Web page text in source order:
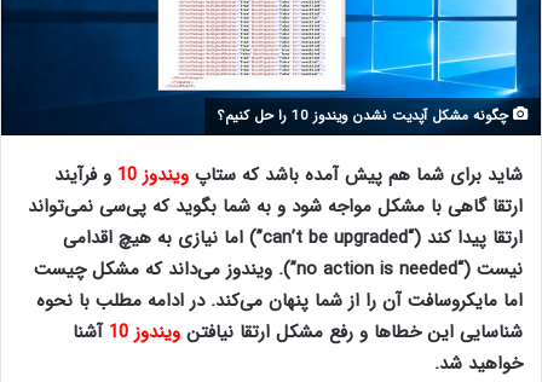
چگونه مشکل آپدیت نشدن ویندوز 10 را حل کنیم؟
شاید برای شما هم پیش آمده باشد که ستاپ ویندوز 10
و فرآیند
ارتقا گاهی با مشکل مواجه شود و به شما بگوید که پی‌سی نمی‌تواند
ارتقا پیدا کند (“can’t be upgraded”) اما نیازی به هیچ اقدامی
نیست (“no action is needed”). ویندوز می‌داند که مشکل چیست
اما مایکروسافت آن را از شما پنهان می‌کند. در ادامه مطلب با نحوه
شناسایی این خطاها و رفع مشکل ارتقا نیافتن ویندوز 10
آشنا
خواهید شد.